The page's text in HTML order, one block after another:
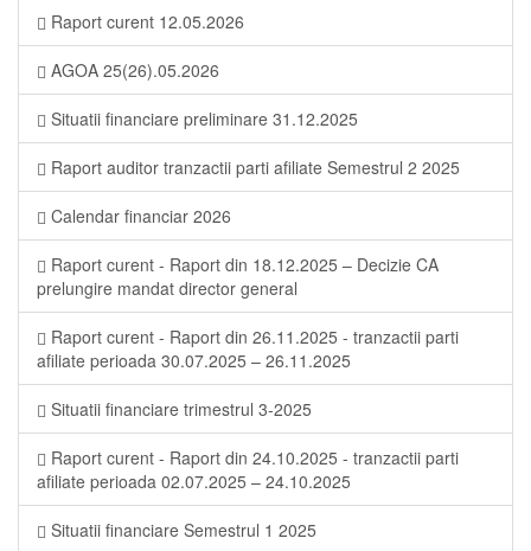
Raport curent 12.05.2026
AGOA 25(26).05.2026
Situatii financiare preliminare 31.12.2025
Raport auditor tranzactii parti afiliate Semestrul 2 2025
Calendar financiar 2026
Raport curent - Raport din 18.12.2025 – Decizie CA
prelungire mandat director general
Raport curent - Raport din 26.11.2025 - tranzactii parti
afiliate perioada 30.07.2025 – 26.11.2025
Situatii financiare trimestrul 3-2025
Raport curent - Raport din 24.10.2025 - tranzactii parti
afiliate perioada 02.07.2025 – 24.10.2025
Situatii financiare Semestrul 1 2025